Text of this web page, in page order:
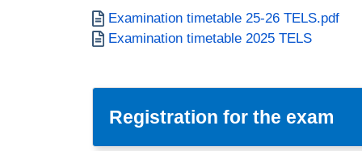
Documento
Examination timetable 25-26 TELS.pdf
Documento
Examination timetable 2025 TELS
Registration for the exam